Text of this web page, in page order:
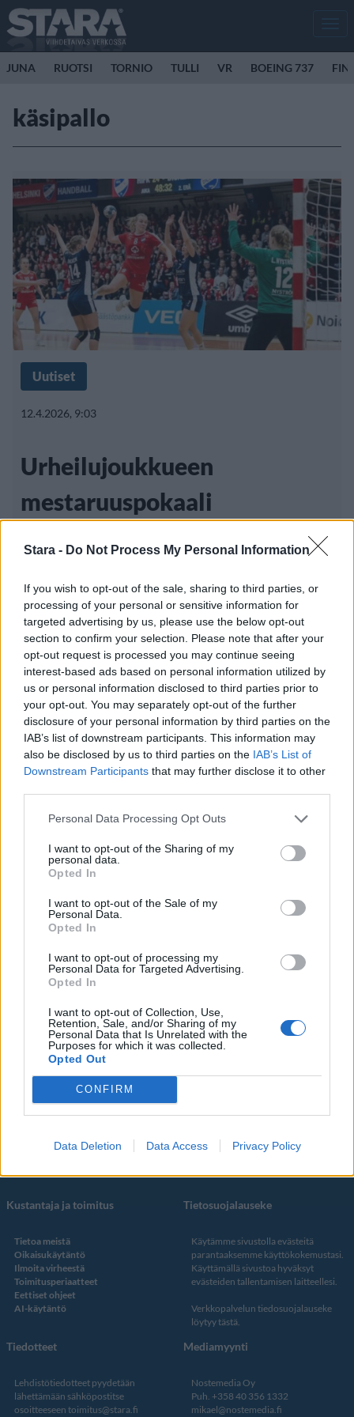
Stara - Do Not Process My Personal Information
If you wish to opt-out of the sale, sharing to third parties, or
processing of your personal or sensitive information for
targeted advertising by us, please use the below opt-out
section to confirm your selection. Please note that after your
opt-out request is processed you may continue seeing
interest-based ads based on personal information utilized by
us or personal information disclosed to third parties prior to
your opt-out. You may separately opt-out of the further
disclosure of your personal information by third parties on the
IAB’s list of downstream participants. This information may
also be disclosed by us to third parties on the IAB’s List of
Downstream Participants that may further disclose it to other
Personal Data Processing Opt Outs
I want to opt-out of the Sharing of my
personal data.
Opted In
I want to opt-out of the Sale of my
Personal Data.
Opted In
I want to opt-out of processing my
Personal Data for Targeted Advertising.
Opted In
I want to opt-out of Collection, Use,
Retention, Sale, and/or Sharing of my
Personal Data that Is Unrelated with the
Purposes for which it was collected.
Opted Out
CONFIRM
Data Deletion Data Access Privacy Policy
JUNA RUOTSI TORNIO TULLI VR BOEING 737
käsipallo
Uutiset
12.4.2026, 9:03
Urheilujoukkueen
mestaruuspokaali
Urheilupalkintoon liittyvä mysteeri on saanut
yllättävän käänteen Saksassa. Varastetuksi
epäily
Info
Tietoa meistä
Lähetä uutisvinkki
Mediatiedot
Yhteistyössä
Kesä!
Tyyliniekka
Lifestyle
Matkailu
Koti & Asuminen
Viihdeuutiset
StaraTV
Pelit
Elokuvat
Some
Facebook
Kustantaja ja toimitus
Tietoa meistä
Oikaisukäytäntö
Ilmoita virheestä
Toimitusperiaatteet
Eettiset ohjeet
AI-käytäntö
Tietosuojalauseke
Käytämme sivustolla evästeitä
parantaaksemme käyttökokemustasi.
Käyttämällä sivustoa hyväksyt
evästeiden tallentamisen laitteellesi.
Verkkopalvelun tiedosuojalauseke
löytyy tästä
Tiedotteet
Lehdistötiedotteet pyydetään
lähettämään sähköpostitse
osoitteeseen toimitus@stara.fi
Mediamyynti
Nostemedia Oy
Puh. +358 40 356 1332
mikael@nostemedia.fi